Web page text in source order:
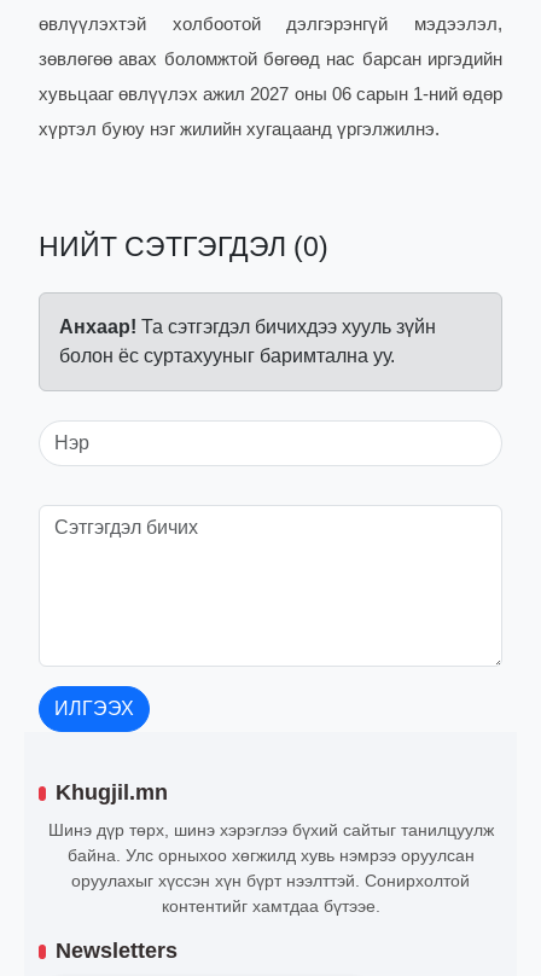
өвлүүлэхтэй холбоотой дэлгэрэнгүй мэдээлэл,
зөвлөгөө авах боломжтой бөгөөд нас барсан иргэдийн
хувьцааг өвлүүлэх ажил 2027 оны 06 сарын 1-ний өдөр
хүртэл буюу нэг жилийн хугацаанд үргэлжилнэ.
НИЙТ СЭТГЭГДЭЛ (0)
Анхаар! Та сэтгэгдэл бичихдээ хууль зүйн
болон ёс суртахууныг баримтална уу.
ИЛГЭЭХ
Khugjil.mn
Шинэ дүр төрх, шинэ хэрэглээ бүхий сайтыг танилцуулж
байна. Улс орныхоо хөгжилд хувь нэмрээ оруулсан
оруулахыг хүссэн хүн бүрт нээлттэй. Сонирхолтой
контентийг хамтдаа бүтээе.
Newsletters